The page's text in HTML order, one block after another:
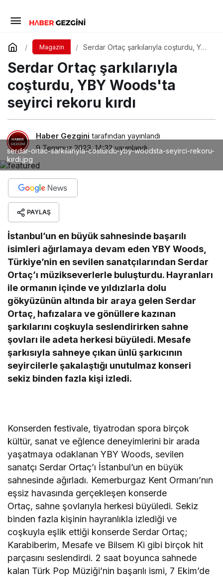
Magazin
Serdar Ortaç şarkılarıyla coşturdu, YBY
Serdar Ortaç şarkılarıyla
coşturdu, YBY Woods'ta
seyirci rekoru kırdı
Haber Gezgini tarafından yayınlandı
9 Temmuz 2023, 14:32yayınlandı
serdar-ortac-sarkilariyla-costurdu-yby-woodsta-seyirci-rekoru-
kirdi.jpg
PAYLAŞ
İstanbul’un en büyük sahnesinde başarılı
isimleri ağırlamaya devam eden YBY Woods,
Türkiye’nin en sevilen sanatçılarından Serdar
Ortaç’ı müzikseverlerle buluşturdu. Hayranları
ile ormanın içinde ve yıldızlarla dolu
gökyüzünün altında bir araya gelen Serdar
Ortaç, hafızalara ve gönüllere kazınan
şarkılarını coşkuyla seslendirirken sahne
şovları ile adeta herkesi büyüledi. Mesafe
şarkısıyla sahneye çıkan ünlü şarkıcının
seyircilerle şakalaştığı unutulmaz konseri
sekiz binden fazla kişi izledi.
Konserden festivale, tiyatrodan spora birçok
kültür, sanat ve eğlence deneyimlerini bir arada
yaşatmaya odaklanan YBY Woods, sevilen
sanatçı Serdar Ortaç’ı İstanbul’un en büyük
sahnesinde ağırladı. Kemerburgaz Kent Ormanı’nın
eşsiz havasında gerçekleşen konserde
Ortaç, sahne şovlarıyla herkesi büyüledi. Sekiz
binden fazla kişinin hayranlıkla izlediği ve
coşkuyla eşlik ettiği konserde Serdar Ortaç;
Karabiberim, Mesafe ve Bilsem Ki gibi birçok hit
parçasını seslendirdi. 2 saat boyunca sahnede
kalan Türk Pop Müziği’nin başarılı ismi, 7 Ekim’de